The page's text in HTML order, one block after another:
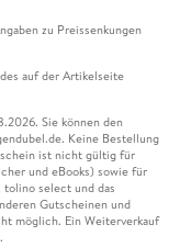
zu Preissenkungen
auf der Artikelseite
Sie können den
Keine Bestellung
ist nicht gültig für
und eBooks) sowie für
tolino select und das
Gutscheinen und
möglich. Ein Weiterverkauf